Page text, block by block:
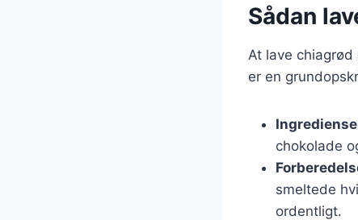
Sådan
At lave
er en
chokolade
smeltede
ordentligt.